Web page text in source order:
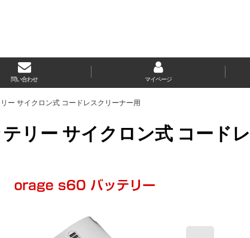
問い合わせ マイページ
ー サイクロン式 コードレスクリーナー用
リー サイクロン式 コード